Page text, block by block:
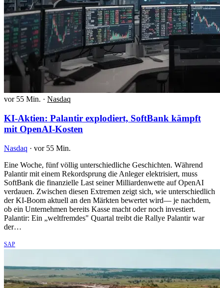
vor 55 Min. · Nasdaq
KI-Aktien: Palantir explodiert, SoftBank kämpft
mit OpenAI-Kosten
Nasdaq · vor 55 Min.
Eine Woche, fünf völlig unterschiedliche Geschichten. Während
Palantir mit einem Rekordsprung die Anleger elektrisiert, muss
SoftBank die finanzielle Last seiner Milliardenwette auf OpenAI
verdauen. Zwischen diesen Extremen zeigt sich, wie unterschiedlich
der KI-Boom aktuell an den Märkten bewertet wird— je nachdem,
ob ein Unternehmen bereits Kasse macht oder noch investiert.
Palantir: Ein „weltfremdes" Quartal treibt die Rallye Palantir war
der…
SAP